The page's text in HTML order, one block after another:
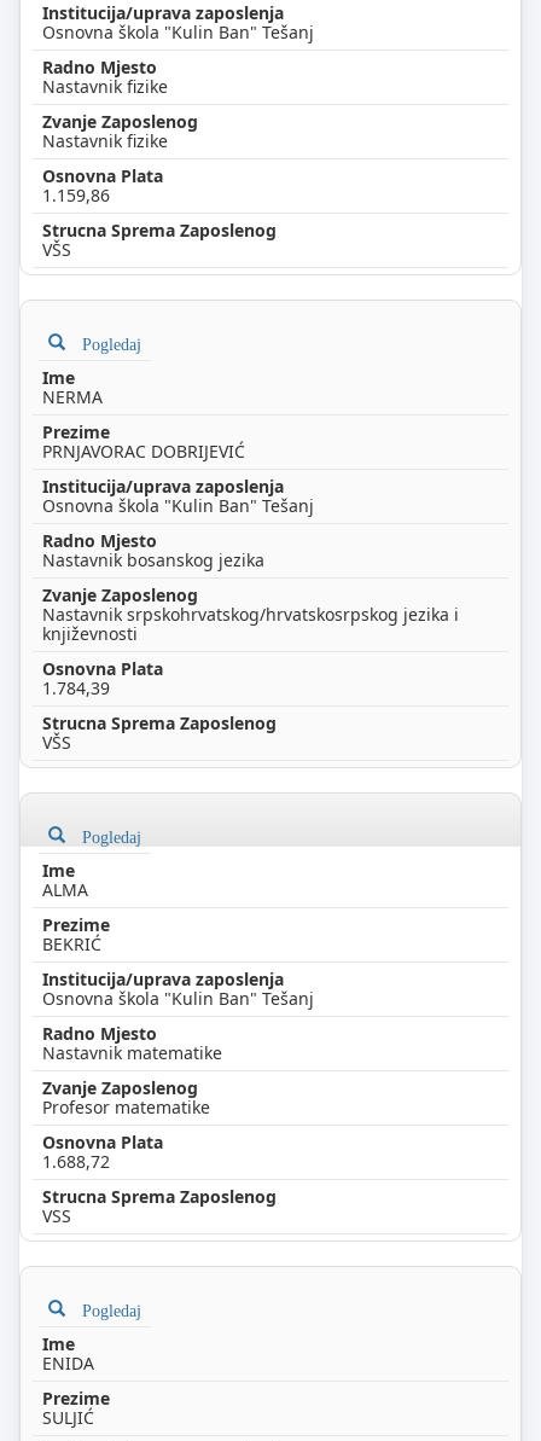
Osnovna škola "Kulin Ban" Tešanj
Nastavnik fizike
Nastavnik fizike
1.159,86
VŠS
Pogledaj
NERMA
PRNJAVORAC DOBRIJEVIĆ
Osnovna škola "Kulin Ban" Tešanj
Nastavnik bosanskog jezika
Nastavnik srpskohrvatskog/hrvatskosrpskog jezika i
književnosti
1.784,39
VŠS
Pogledaj
ALMA
BEKRIĆ
Osnovna škola "Kulin Ban" Tešanj
Nastavnik matematike
Profesor matematike
1.688,72
VSS
Pogledaj
ENIDA
SULJIĆ